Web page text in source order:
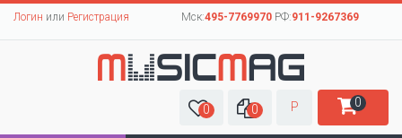
Логин или Регистрация Мск:495-7769970РФ:911-9267369
0 0 Р 0